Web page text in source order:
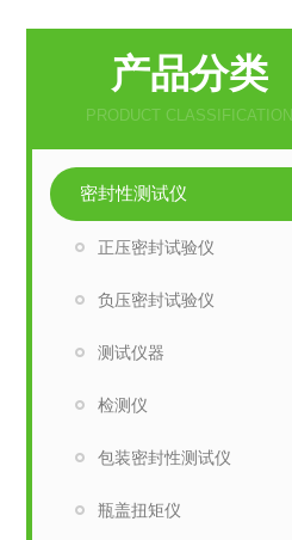
产品分类
PRODUCT CLASSIFICATION
密封性测试仪
正压密封试验仪
负压密封试验仪
测试仪器
检测仪
包装密封性测试仪
瓶盖扭矩仪